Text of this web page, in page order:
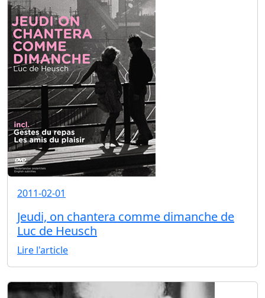
2011-02-01
Jeudi, on chantera comme dimanche de
Luc de Heusch
Lire l'article